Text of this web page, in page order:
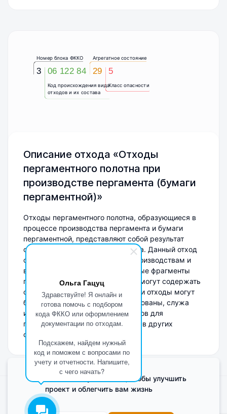
Ольга Гацуц
Здравствуйте! Я онлайн и
готова помочь с подбором
кода ФККО или оформлением
документации по отходам.
Подскажем, найдем нужный
код и поможем с вопросами по
учету и отчетности. Напишите,
с чего начать?
3
Номер блока ФККО
Код происхождения вида
отходов и их состава
06 122 84
Агрегатное состояние
29
Класс опасности
5
Описание отхода «Отходы
пергаментного полотна при
производстве пергамента (бумаги
пергаментной)»
Отходы пергаментного полотна, образующиеся в
процессе производства пергамента и бумаги
пергаментной, представляют собой результат
обрезки и переработки материала. Данный отход
относится к обрабатывающим производствам и
включает в себя неиспользованные фрагменты
пергаментного полотна, которые могут содержать
остатки целлюлозы и добавок. Эти отходы могут
быть переработаны или утилизированы, служа
источником вторичных материалов для
производства или использования в других
отраслях.
Поделиться мнением о сайте
Мы используем Cookie, чтобы улучшить
проект и облегчить вам жизнь